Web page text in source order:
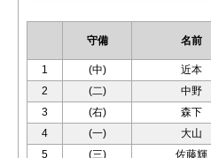
守備 名前
1 (中)
近本
2
(二)
中野
3
(右)
森下
4
(一)
大山
5
(三)
佐藤輝